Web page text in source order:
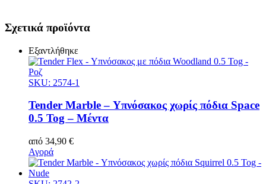
Σχετικά προϊόντα
Εξαντλήθηκε
SKU: 2574-1
Tender Marble – Υπνόσακος χωρίς πόδια Space
0.5 Tog – Μέντα
από 34,90 €
Αγορά